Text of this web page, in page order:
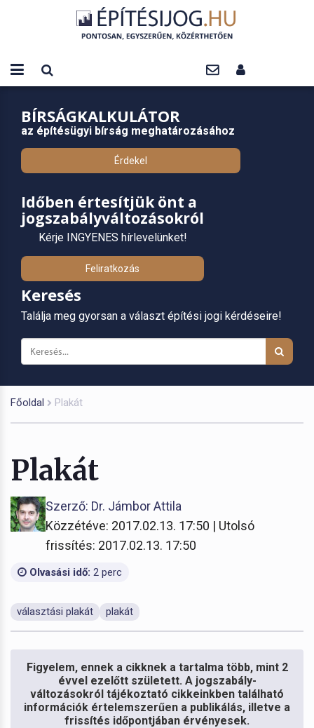
BÍRSÁGKALKULÁTOR
az építésügyi bírság meghatározásához
Érdekel
Időben értesítjük önt a
jogszabályváltozásokról
Kérje INGYENES hírlevelünket!
Feliratkozás
Keresés
Találja meg gyorsan a választ építési jogi kérdéseire!
Főoldal Plakát
Plakát
Szerző: Dr. Jámbor Attila
Közzétéve: 2017.02.13. 17:50 | Utolsó
frissítés: 2017.02.13. 17:50
Olvasási idő: 2 perc
választási plakát plakát
Figyelem, ennek a cikknek a tartalma több, mint 2
évvel ezelőtt született. A jogszabály-
változásokról tájékoztató cikkeinkben található
információk értelemszerűen a publikálás, illetve a
frissítés időpontjában érvényesek.